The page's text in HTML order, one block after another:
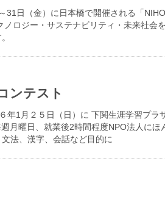
31日（金）に日本橋で開催される「
ロジー・サステナビリティ・未来社会
ンテスト
年1月２５日（日）に 下関生涯学習プラ
月曜日、就業後2時間程度NPO法人に
法、漢字、会話など目的に